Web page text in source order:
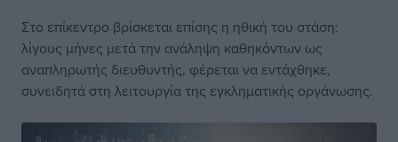
Στο επίκεντρο βρίσκεται επίσης η ηθική του στάση:
λίγους μήνες μετά την ανάληψη καθηκόντων ως
αναπληρωτής διευθυντής, φέρεται να εντάχθηκε,
συνειδητά στη λειτουργία της εγκληματικής οργάνωσης.